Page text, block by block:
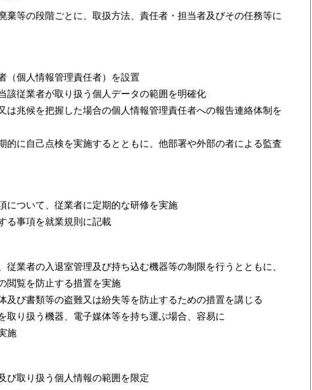
棄等の段階ごとに、取扱方法、責任者・担当者及びその任務等に
（個人情報管理責任者）を設置
該従業者が取り扱う個人データの範囲を明確化
は兆候を把握した場合の個人情報管理責任者への報告連絡体制を
的に自己点検を実施するとともに、他部署や外部の者による監査
について、従業者に定期的な研修を実施
る事項を就業規則に記載
従業者の入退室管理及び持ち込む機器等の制限を行うとともに、
閲覧を防止する措置を実施
及び書類等の盗難又は紛失等を防止するための措置を講じる
取り扱う機器、電子媒体等を持ち運ぶ場合、容易に
施
び取り扱う個人情報の範囲を限定